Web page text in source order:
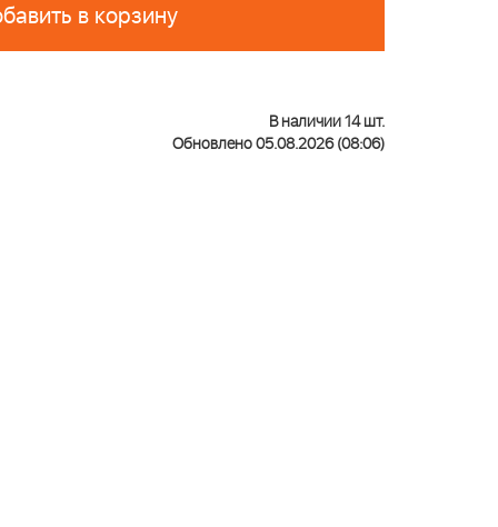
в корзину
В наличии 14 шт.
Обновлено 05.08.2026 (08:06)